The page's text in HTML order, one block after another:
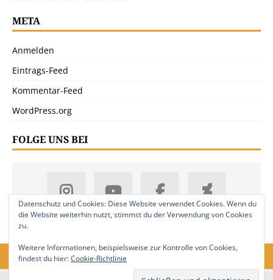
META
Anmelden
Eintrags-Feed
Kommentar-Feed
WordPress.org
FOLGE UNS BEI
Datenschutz und Cookies: Diese Website verwendet Cookies. Wenn du
die Website weiterhin nutzt, stimmst du der Verwendung von Cookies
zu.
Weitere Informationen, beispielsweise zur Kontrolle von Cookies,
findest du hier:Cookie-Richtlinie